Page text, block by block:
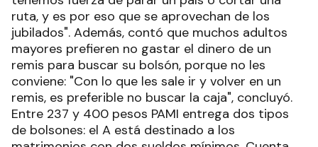
ruta, y es por eso que se aprovechan de los
jubilados". Además, contó que muchos adultos
mayores prefieren no gastar el dinero de un
remis para buscar su bolsón, porque no les
conviene: "Con lo que les sale ir y volver en un
remis, es preferible no buscar la caja", concluyó.
Entre 237 y 400 pesos PAMI entrega dos tipos
de bolsones: el A está destinado a los